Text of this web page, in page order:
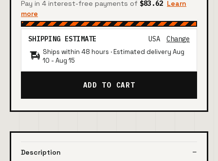
Pay in 4 interest-free payments of $83.62 Learn
more
SHIPPING ESTIMATE USA Change
Ships within 48 hours · Estimated delivery Aug
10 - Aug 15
ADD TO CART
Description